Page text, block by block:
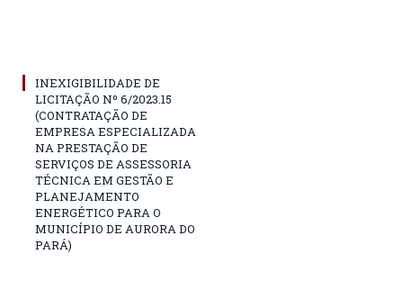
INEXIGIBILIDADE DE
LICITAÇÃO Nº 6/2023.15
(CONTRATAÇÃO DE
EMPRESA ESPECIALIZADA
NA PRESTAÇÃO DE
SERVIÇOS DE ASSESSORIA
TÉCNICA EM GESTÃO E
PLANEJAMENTO
ENERGÉTICO PARA O
MUNICÍPIO DE AURORA DO
PARÁ)